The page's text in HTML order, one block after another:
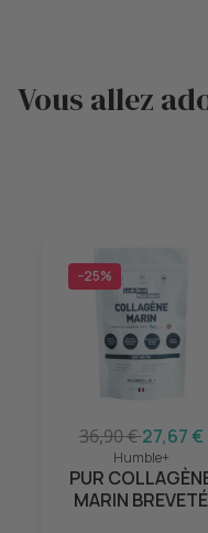
Vous allez
−25%
36,90 €27,67 €
Humble+
PUR
MARIN BREVETÉ